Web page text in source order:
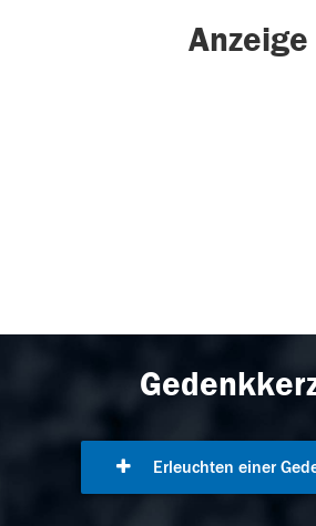
Anzeige
Erleuchten einer